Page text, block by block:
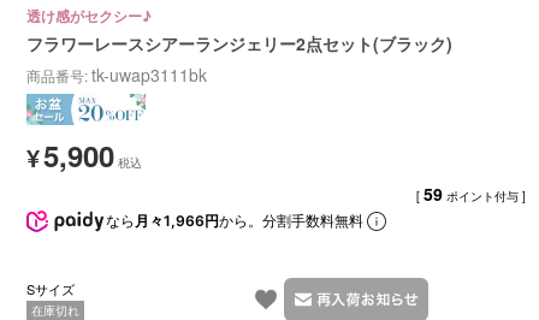
透け感がセクシー♪
フラワーレースシアーランジェリー2点セット(ブラック)
商品番号 tk-uwap3111bk
¥5,900
[ 59 ポイント付与 ]
なら 月々1,966円から。分割手数料無料
Sサイズ
在庫切れ